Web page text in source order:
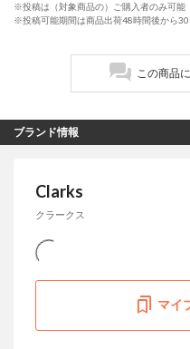
※投稿は（対象商品の）ご購入者のみ可能
※投稿可能期間は商品出荷48時間後から
この商品
ブランド情報
Clarks
クラークス
マイ